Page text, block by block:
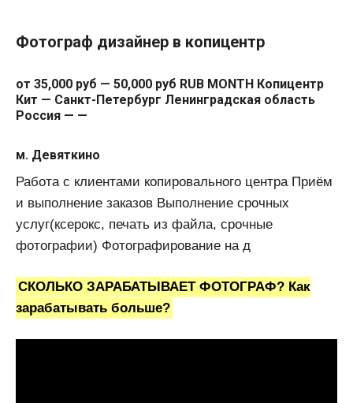
Фотограф дизайнер в копицентр
от 35,000 руб — 50,000 руб RUB MONTH Копицентр
Кит — Санкт-Петербург Ленинградская область
Россия — —
м. Девяткино
Работа с клиентами копировального центра Приём
и выполнение заказов Выполнение срочных
услуг(ксерокс, печать из файла, срочные
фотографии) Фотографирование на д
СКОЛЬКО ЗАРАБАТЫВАЕТ ФОТОГРАФ? Как
зарабатывать больше?